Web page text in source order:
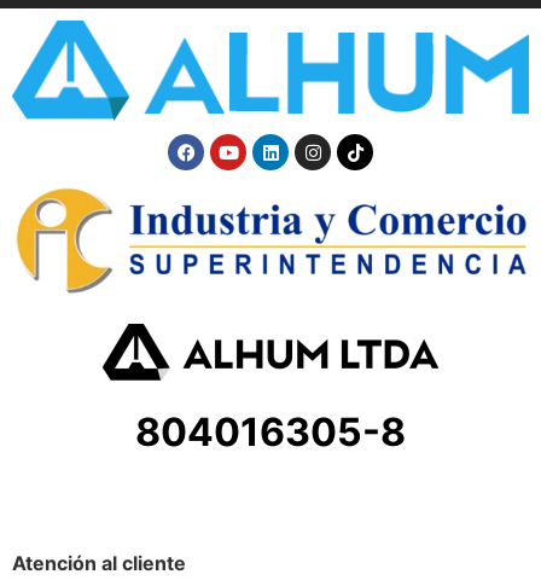
804016305-8
Atención al cliente